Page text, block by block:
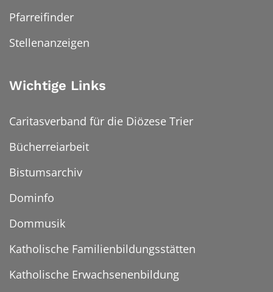
Pfarreifinder
Stellenanzeigen
Wichtige Links
Caritasverband für die Diözese Trier
Bücherreiarbeit
Bistumsarchiv
Dominfo
Dommusik
Katholische Familienbildungsstätten
Katholische Erwachsenenbildung